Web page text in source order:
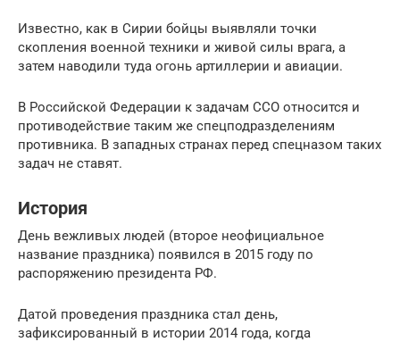
Известно, как в Сирии бойцы выявляли точки
скопления военной техники и живой силы врага, а
затем наводили туда огонь артиллерии и авиации.
В Российской Федерации к задачам ССО относится и
противодействие таким же спецподразделениям
противника. В западных странах перед спецназом таких
задач не ставят.
История
День вежливых людей (второе неофициальное
название праздника) появился в 2015 году по
распоряжению президента РФ.
Датой проведения праздника стал день,
зафиксированный в истории 2014 года, когда